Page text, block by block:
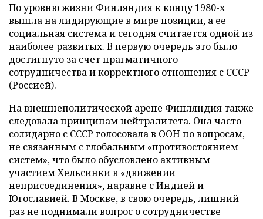
По уровню жизни Финляндия к концу 1980-х
вышла на лидирующие в мире позиции, а ее
социальная система и сегодня считается одной из
наиболее развитых. В первую очередь это было
достигнуто за счет прагматичного
сотрудничества и корректного отношения с СССР
(Россией).
На внешнеполитической арене Финляндия также
следовала принципам нейтралитета. Она часто
солидарно с СССР голосовала в ООН по вопросам,
не связанным с глобальным «противостоянием
систем», что было обусловлено активным
участием Хельсинки в «движении
неприсоединения», наравне с Индией и
Югославией. В Москве, в свою очередь, лишний
раз не поднимали вопрос о сотрудничестве